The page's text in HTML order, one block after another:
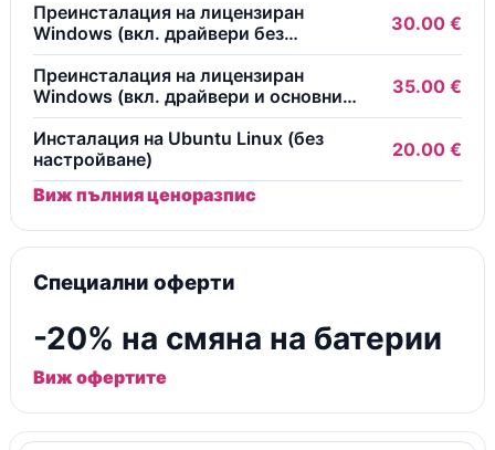
Преинсталация на лицензиран
Windows (вкл. драйвери без
безплатни програми)
30.00 €
Преинсталация на лицензиран
Windows (вкл. драйвери и основни
безплатни програми)
35.00 €
Инсталация на Ubuntu Linux (без
настройване)
20.00 €
Виж пълния ценоразпис
Специални оферти
-20% на смяна на батерии
Виж офертите